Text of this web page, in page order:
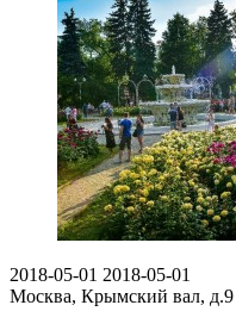
2018-05-01 2018-05-01
Москва, Крымский вал, д.9